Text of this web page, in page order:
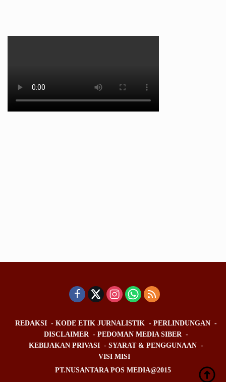
REDAKSI KODE ETIK JURNALISTIK
PERLINDUNGAN
DISCLAIMER
PEDOMAN MEDIA SIBER
KEBIJAKAN PRIVASI
SYARAT & PENGGUNAAN
VISI MISI
PT.NUSANTARA POS MEDIA@2015